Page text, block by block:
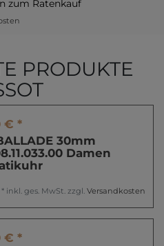
zum Ratenkauf
PRODUKTE
€ *
30mm
Damen
* inkl. ges. MwSt. zzgl. Versandkosten
€ *